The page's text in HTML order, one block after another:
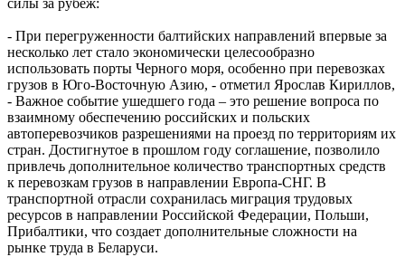
силы за рубеж:
- При перегруженности балтийских направлений впервые за
несколько лет стало экономически целесообразно
использовать порты Черного моря, особенно при перевозках
грузов в Юго-Восточную Азию, - отметил Ярослав Кириллов,
- Важное событие ушедшего года – это решение вопроса по
взаимному обеспечению российских и польских
автоперевозчиков разрешениями на проезд по территориям их
стран. Достигнутое в прошлом году соглашение, позволило
привлечь дополнительное количество транспортных средств
к перевозкам грузов в направлении Европа-СНГ. В
транспортной отрасли сохранилась миграция трудовых
ресурсов в направлении Российской Федерации, Польши,
Прибалтики, что создает дополнительные сложности на
рынке труда в Беларуси.